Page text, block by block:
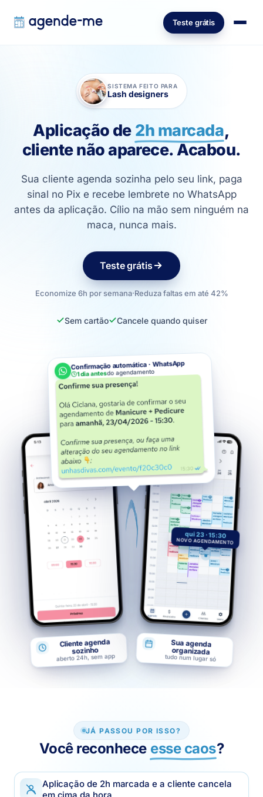
Teste grátis
SISTEMA FEITO PARA
Lash designers
Aplicação de 2h marcada,
cliente não aparece. Acabou.
Sua cliente agenda sozinha pelo seu link, paga
sinal no Pix e recebe lembrete no WhatsApp
antes da aplicação. Cílio na mão sem ninguém na
maca, nunca mais.
Teste grátis
Economize 6h por semana·Reduza faltas em até 42%
Sem cartão Cancele quando quiser
Cliente agenda
sozinho
aberto 24h, sem app
qui 23 · 15:30
NOVO AGENDAMENTO
Sua agenda
organizada
tudo num lugar só
Confirmação automática · WhatsApp
1 dia antesdo agendamento
JÁ PASSOU POR ISSO?
Você reconhece esse caos?
Aplicação de 2h marcada e a cliente cancela